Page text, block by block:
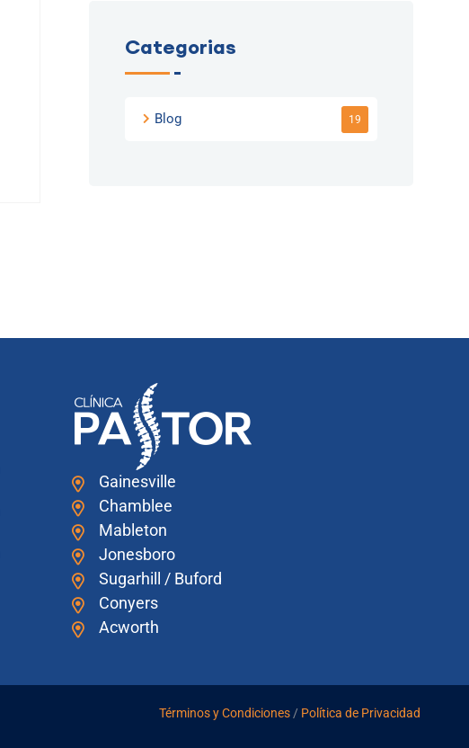
Categorias
Blog 19
Gainesville
Chamblee
Mableton
Jonesboro
Sugarhill / Buford
Conyers
Acworth
Términos y Condiciones/ Política de Privacidad